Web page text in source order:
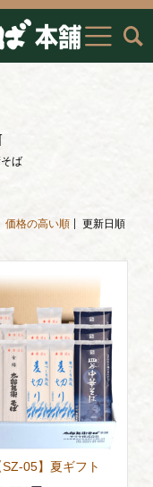
ば
価格の高い順 更新日順
SZ-05】夏ギフト